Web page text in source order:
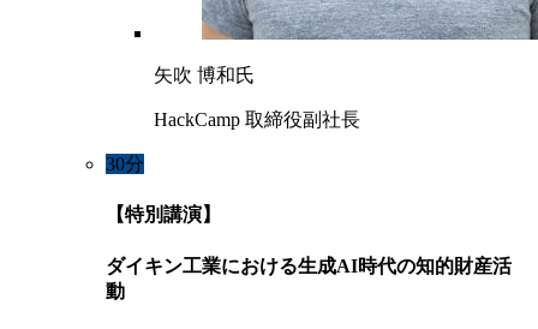
矢吹 博和氏
HackCamp 取締役副社長
30分
【特別講演】
ダイキン工業における生成AI時代の知的財産活
動